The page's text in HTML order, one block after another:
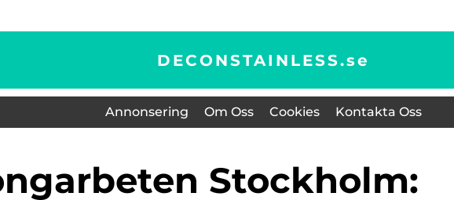
DECONSTAINLESS.se
Annonsering Om Oss Cookies Kontakta Oss